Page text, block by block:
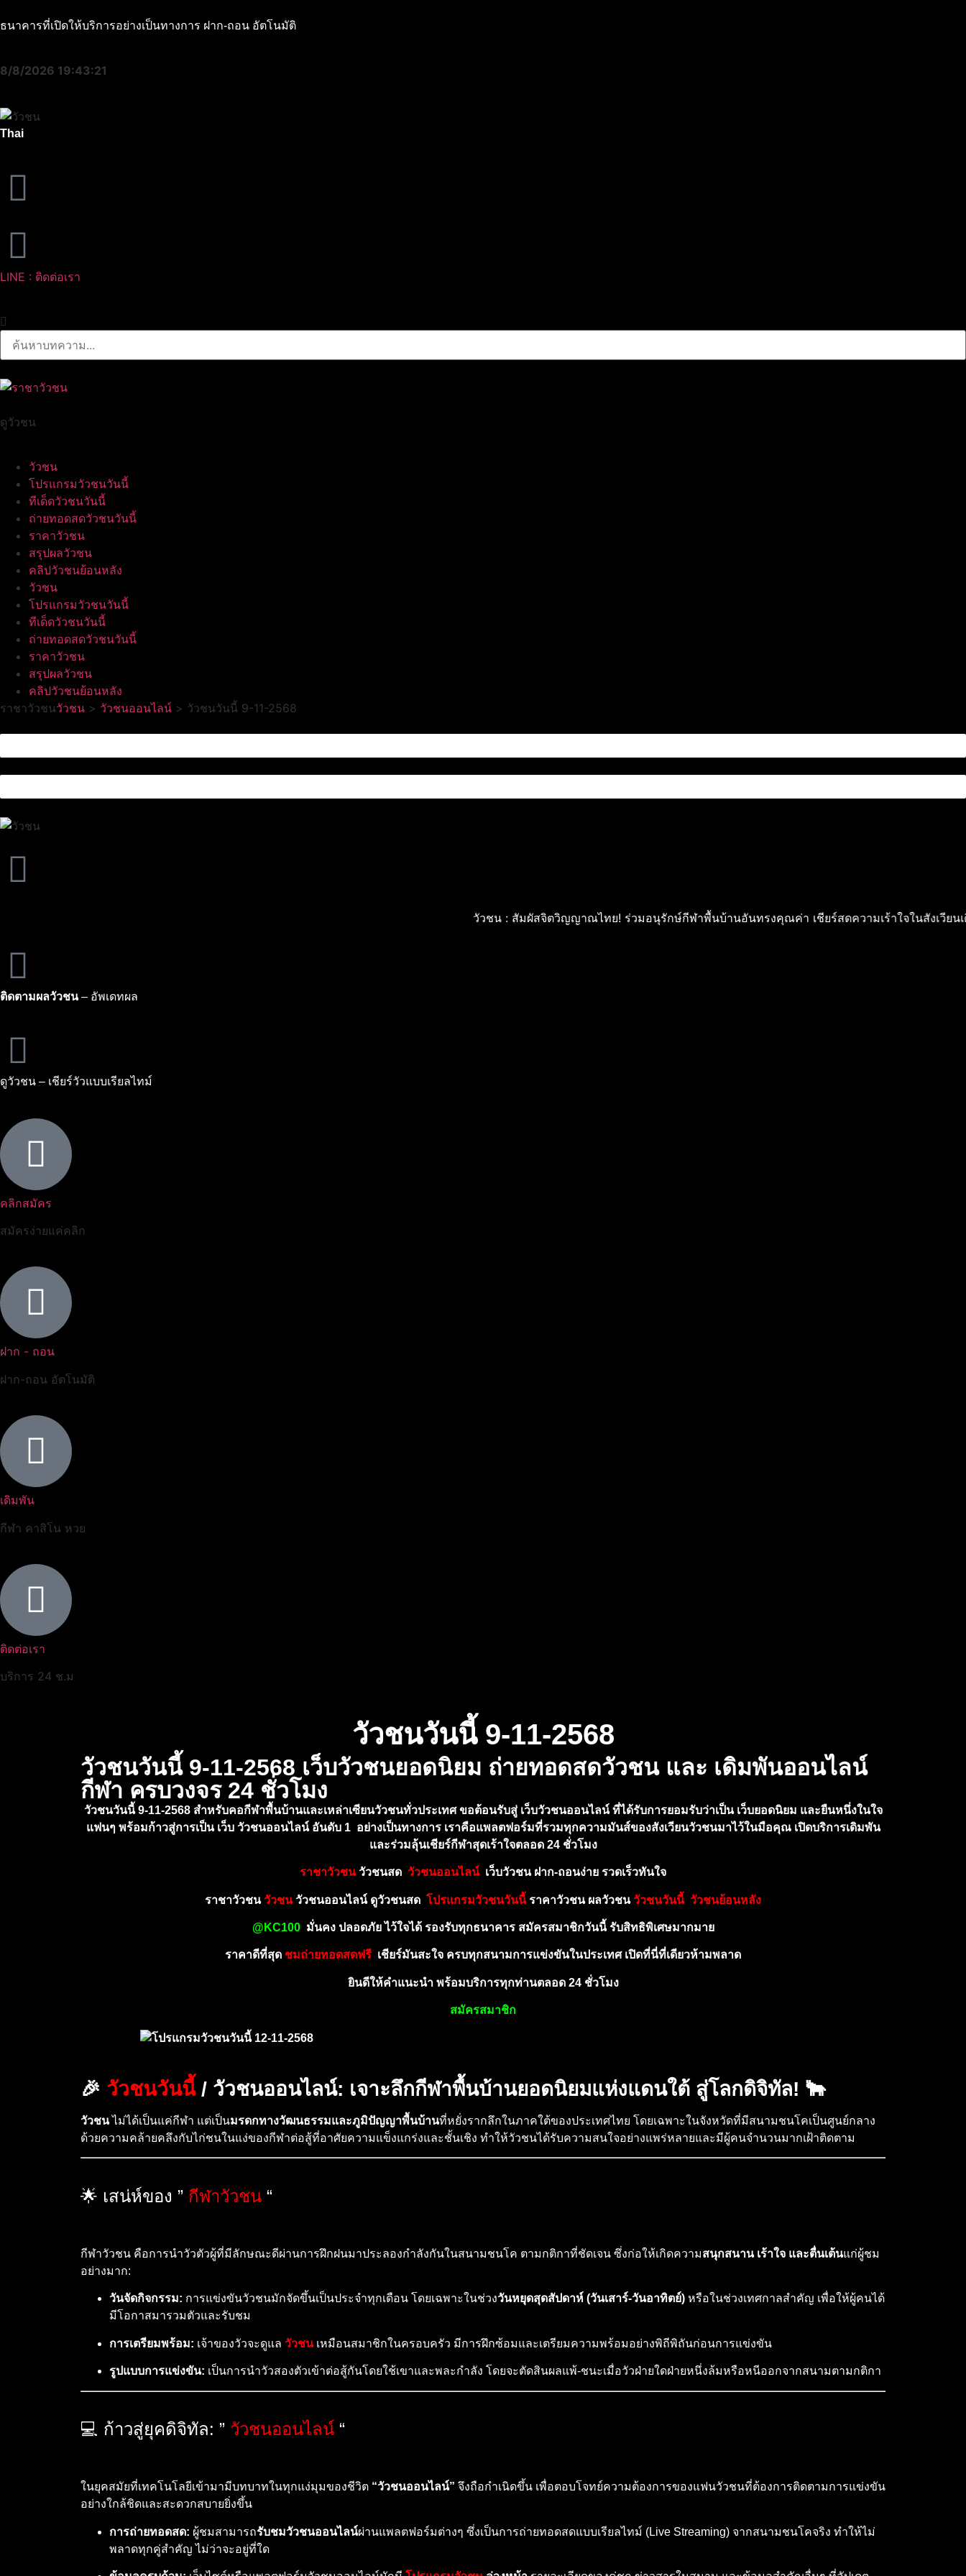
ธนาคารที่เปิดให้บริการอย่างเป็นทางการ ฝาก-ถอน อัตโนมัติ
8/8/2026 19:43:22
Thai
LINE : ติดต่อเรา
ดูวัวชน
วัวชน
โปรแกรมวัวชนวันนี้
ทีเด็ดวัวชนวันนี้
ถ่ายทอดสดวัวชนวันนี้
ราคาวัวชน
สรุปผลวัวชน
คลิปวัวชนย้อนหลัง
วัวชน
โปรแกรมวัวชนวันนี้
ทีเด็ดวัวชนวันนี้
ถ่ายทอดสดวัวชนวันนี้
ราคาวัวชน
สรุปผลวัวชน
คลิปวัวชนย้อนหลัง
ราชาวัวชนวัวชน > วัวชนออนไลน์ > วัวชนวันนี้ 9-11-2568
วัวชน : สัมผัสจิตวิญญาณไทย! ร่วมอนุรักษ์กีฬาพื้นบ้านอันทรงคุณค่า เชียร์สดความเร้าใจในสังเวียนเดือด พ
ติดตามผลวัวชน– อัพเดทผล
ดูวัวชน – เชียร์วัวแบบเรียลไทม์
คลิกสมัคร
สมัครง่ายแค่คลิก
ฝาก - ถอน
ฝาก-ถอน อัตโนมัติ
เดิมพัน
กีฬา คาสิโน หวย
ติดต่อเรา
บริการ 24 ช.ม
วัวชนวันนี้ 9-11-2568
วัวชนวันนี้ 9-11-2568 เว็บวัวชนยอดนิยม ถ่ายทอดสดวัวชน และ เดิมพันออนไลน์
กีฬา ครบวงจร 24 ชั่วโมง
วัวชนวันนี้ 9-11-2568 สำหรับคอกีฬาพื้นบ้านและเหล่าเซียนวัวชนทั่วประเทศ ขอต้อนรับสู่ เว็บวัวชนออนไลน์ ที่ได้รับการยอมรับว่าเป็น เว็บยอดนิยม และยืนหนึ่งในใจ
แฟนๆ พร้อมก้าวสู่การเป็น เว็บ วัวชนออนไลน์ อันดับ 1 อย่างเป็นทางการ เราคือแพลตฟอร์มที่รวมทุกความมันส์ของสังเวียนวัวชนมาไว้ในมือคุณ เปิดบริการเดิมพัน
และร่วมลุ้นเชียร์กีฬาสุดเร้าใจตลอด 24 ชั่วโมง
ราชาวัวชนวัวชนสด วัวชนออนไลน์เว็บวัวชน ฝาก-ถอนง่าย รวดเร็วทันใจ
ราชาวัวชนวัวชนวัวชนออนไลน์ ดูวัวชนสด โปรแกรมวัวชนวันนี้ราคาวัวชน ผลวัวชนวัวชนวันนี้ วัวชนย้อนหลัง
@KC100มั่นคง ปลอดภัย ไว้ใจได้ รองรับทุกธนาคาร สมัครสมาชิกวันนี้ รับสิทธิพิเศษมากมาย
ราคาดีที่สุด ชมถ่ายทอดสดฟรี เชียร์มันสะใจ ครบทุกสนามการแข่งขันในประเทศ เปิดที่นี่ที่เดียวห้ามพลาด
ยินดีให้คำแนะนำ พร้อมบริการทุกท่านตลอด 24 ชั่วโมง
สมัครสมาชิก
🎉 วัวชนวันนี้/ วัวชนออนไลน์: เจาะลึกกีฬาพื้นบ้านยอดนิยมแห่งแดนใต้ สู่โลกดิจิทัล! 🐂
วัวชนไม่ได้เป็นแค่กีฬา แต่เป็นมรดกทางวัฒนธรรมและภูมิปัญญาพื้นบ้านที่หยั่งรากลึกในภาคใต้ของประเทศไทย โดยเฉพาะในจังหวัดที่มีสนามชนโคเป็นศูนย์กลาง
ด้วยความคล้ายคลึงกับไก่ชนในแง่ของกีฬาต่อสู้ที่อาศัยความแข็งแกร่งและชั้นเชิง ทำให้วัวชนได้รับความสนใจอย่างแพร่หลายและมีผู้คนจำนวนมากเฝ้าติดตาม
🌟 เสน่ห์ของ ” กีฬาวัวชน “
กีฬาวัวชน คือการนำวัวตัวผู้ที่มีลักษณะดีผ่านการฝึกฝนมาประลองกำลังกันในสนามชนโค ตามกติกาที่ชัดเจน ซึ่งก่อให้เกิดความสนุกสนาน เร้าใจ และตื่นเต้นแก่ผู้ชม
อย่างมาก:
วันจัดกิจกรรม: การแข่งขันวัวชนมักจัดขึ้นเป็นประจำทุกเดือน โดยเฉพาะในช่วงวันหยุดสุดสัปดาห์ (วันเสาร์-วันอาทิตย์) หรือในช่วงเทศกาลสำคัญ เพื่อให้ผู้คนได้
มีโอกาสมารวมตัวและรับชม
การเตรียมพร้อม: เจ้าของวัวจะดูแล วัวชนเหมือนสมาชิกในครอบครัว มีการฝึกซ้อมและเตรียมความพร้อมอย่างพิถีพิถันก่อนการแข่งขัน
รูปแบบการแข่งขัน: เป็นการนำวัวสองตัวเข้าต่อสู้กันโดยใช้เขาและพละกำลัง โดยจะตัดสินผลแพ้-ชนะเมื่อวัวฝ่ายใดฝ่ายหนึ่งล้มหรือหนีออกจากสนามตามกติกา
💻 ก้าวสู่ยุคดิจิทัล: ” วัวชนออนไลน์ “
ในยุคสมัยที่เทคโนโลยีเข้ามามีบทบาทในทุกแง่มุมของชีวิต “วัวชนออนไลน์” จึงถือกำเนิดขึ้น เพื่อตอบโจทย์ความต้องการของแฟนวัวชนที่ต้องการติดตามการแข่งขัน
อย่างใกล้ชิดและสะดวกสบายยิ่งขึ้น
การถ่ายทอดสด: ผู้ชมสามารถรับชมวัวชนออนไลน์ผ่านแพลตฟอร์มต่างๆ ซึ่งเป็นการถ่ายทอดสดแบบเรียลไทม์ (Live Streaming) จากสนามชนโคจริง ทำให้ไม่
พลาดทุกคู่สำคัญ ไม่ว่าจะอยู่ที่ใด